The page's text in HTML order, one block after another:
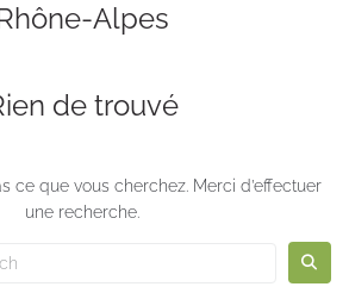
Alpes
de trouvé
ce que vous cherchez. Merci d’effectuer
une recherche.